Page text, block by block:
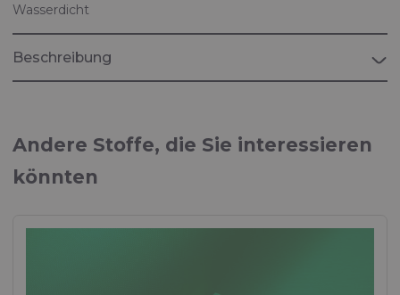
Wasserdicht
Beschreibung
Andere Stoffe, die Sie interessieren
könnten